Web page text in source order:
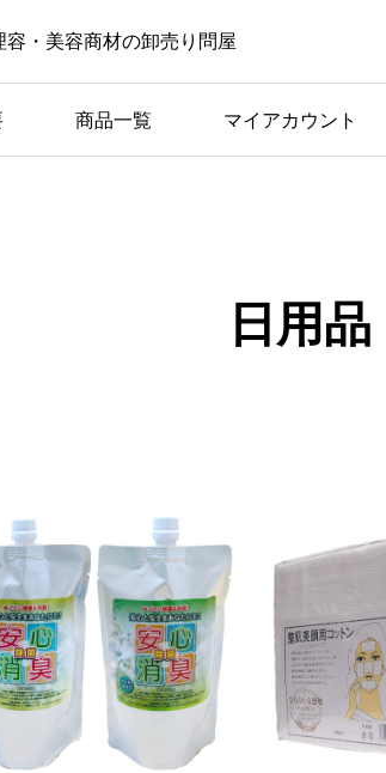
容・美容商材の卸売り問屋
商品一覧 マイアカウント
日用品